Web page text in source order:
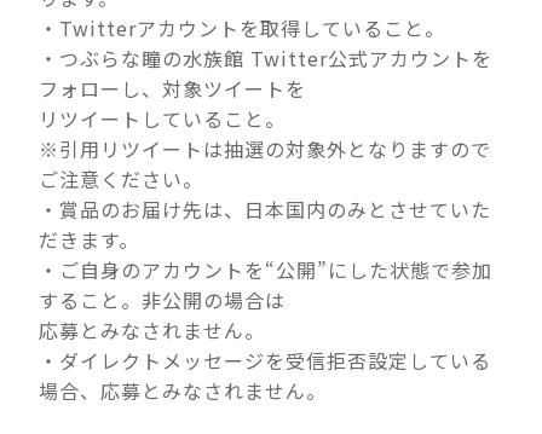
・Twitterアカウントを取得していること。
・つぶらな瞳の水族館 Twitter公式アカウントを
フォローし、対象ツイートを
リツイートしていること。
※引用リツイートは抽選の対象外となりますので
ご注意ください。
・賞品のお届け先は、日本国内のみとさせていた
だきます。
・ご自身のアカウントを“公開”にした状態で参加
すること。非公開の場合は
応募とみなされません。
・ダイレクトメッセージを受信拒否設定している
場合、応募とみなされません。